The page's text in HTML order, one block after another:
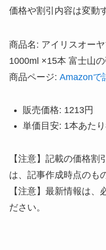
価格や割引内容は変動
商品名: アイリスオー
1000ml ×15本 富士山
商品ページ: Amazonで
販売価格: 1213円
単価目安: 1本あた
【注意】記載の価格割
は、記事作成時点のも
【注意】最新情報は、
ださい。